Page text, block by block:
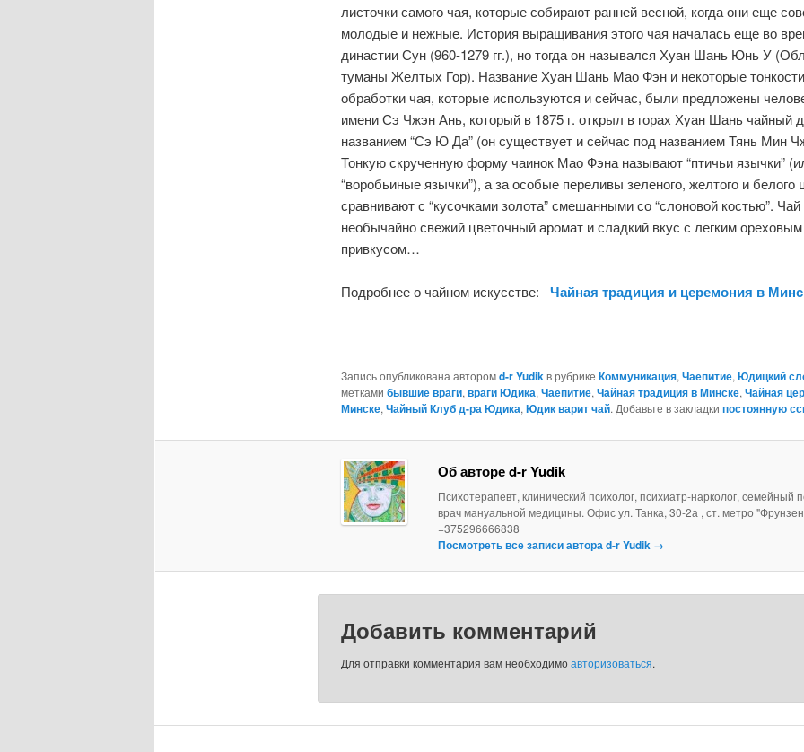
листочки самого чая, которые собирают ранней весной, когда они еще
молодые и нежные. История выращивания этого чая началась еще во
династии Сун (960-1279 гг.), но тогда он назывался Хуан Шань Юнь У
туманы Желтых Гор). Название Хуан Шань Мао Фэн и некоторые тонкости
обработки чая, которые используются и сейчас, были предложены
имени Сэ Чжэн Ань, который в 1875 г. открыл в горах Хуан Шань чайный
названием “Сэ Ю Да” (он существует и сейчас под названием Тянь Мин
Тонкую скрученную форму чаинок Мао Фэна называют “птичьи язычки”
“воробьиные язычки”), а за особые переливы зеленого, желтого и белого
сравнивают с “кусочками золота” смешанными со “слоновой костью”.
необычайно свежий цветочный аромат и сладкий вкус с легким ореховым
привкусом…
Подробнее о чайном искусстве: Чайная традиция и церемония в
Запись опубликована авторомd-r Yudikв рубрике Коммуникация, Чаепитие, Юдицкий
метками бывшие враги, враги Юдика, Чаепитие, Чайная традиция в Минске, Чайная
Минске, Чайный Клуб д-ра Юдика, Юдик варит чай. Добавьте в закладки постоянную
Об авторе d-r Yudik
Психотерапевт, клинический психолог, психиатр-нарколог, семейный
врач мануальной медицины. Офис ул. Танка, 30-2а , ст. метро
+375296666838
Посмотреть все записи автора d-r Yudik →
Добавить комментарий
Для отправки комментария вам необходимоавторизоваться.